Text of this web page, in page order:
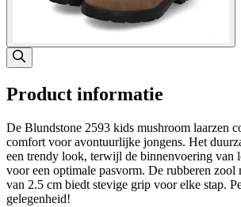
Product informatie
De Blundstone 2593 kids mushroom laarzen
comfort voor avontuurlijke jongens. Het
een trendy look, terwijl de binnenvoering van
voor een optimale pasvorm. De rubberen zool
van 2.5 cm biedt stevige grip voor elke stap.
gelegenheid!